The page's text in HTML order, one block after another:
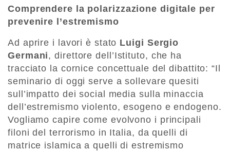
Comprendere la polarizzazione digitale per
prevenire l’estremismo
Ad aprire i lavori è stato Luigi Sergio
Germani, direttore dell’Istituto, che ha
tracciato la cornice concettuale del dibattito: “Il
seminario di oggi serve a sollevare quesiti
sull’impatto dei social media sulla minaccia
dell’estremismo violento, esogeno e endogeno.
Vogliamo capire come evolvono i principali
filoni del terrorismo in Italia, da quelli di
matrice islamica a quelli di estremismo